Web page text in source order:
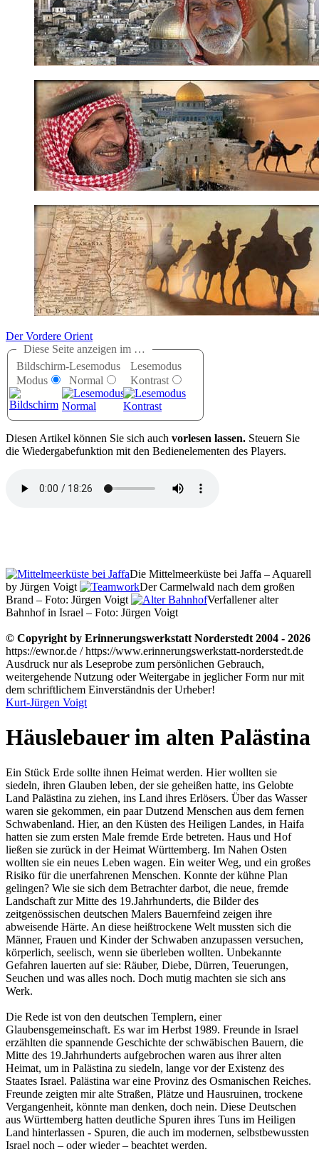
Der Vordere Orient
Diese Seite anzeigen im …
Bildschirm-
Modus
Lesemodus
Normal
Lesemodus
Kontrast
Diesen Artikel können Sie sich auch vorlesen lassen. Steuern Sie
die Wiedergabefunktion mit den Bedienelementen des Players.
Die Mittelmeerküste bei Jaffa – Aquarell
by Jürgen Voigt
Der Carmelwald nach dem großen
Brand – Foto: Jürgen Voigt
Verfallener alter
Bahnhof in Israel – Foto: Jürgen Voigt
© Copyright by Erinnerungswerkstatt Norderstedt 2004 - 2026
https://ewnor.de / https://www.erinnerungswerkstatt-norderstedt.de
Ausdruck nur als Leseprobe zum persönlichen Gebrauch,
weitergehende Nutzung oder Weitergabe in jeglicher Form nur mit
dem schriftlichem Einverständnis der Urheber!
Kurt-Jürgen Voigt
Häuslebauer im alten Palästina
Ein Stück Erde sollte ihnen Heimat werden. Hier wollten sie
siedeln, ihren Glauben leben, der sie geheißen hatte, ins Gelobte
Land Palästina zu ziehen, ins Land ihres Erlösers. Über das Wasser
waren sie gekommen, ein paar Dutzend Menschen aus dem fernen
Schwabenland. Hier, an den Küsten des Heiligen Landes, in Haifa
hatten sie zum ersten Male fremde Erde betreten. Haus und Hof
ließen sie zurück in der Heimat Württemberg. Im Nahen Osten
wollten sie ein neues Leben wagen. Ein weiter Weg, und ein großes
Risiko für die unerfahrenen Menschen. Konnte der kühne Plan
gelingen? Wie sie sich dem Betrachter darbot, die neue, fremde
Landschaft zur Mitte des 19.Jahrhunderts, die Bilder des
zeitgenössischen deutschen Malers Bauernfeind zeigen ihre
abweisende Härte. An diese heißtrockene Welt mussten sich die
Männer, Frauen und Kinder der Schwaben anzupassen versuchen,
körperlich, seelisch, wenn sie überleben wollten. Unbekannte
Gefahren lauerten auf sie: Räuber, Diebe, Dürren, Teuerungen,
Seuchen und was alles noch. Doch mutig machten sie sich ans
Werk.
Die Rede ist von den deutschen Templern, einer
Glaubensgemeinschaft. Es war im Herbst 1989. Freunde in Israel
erzählten die spannende Geschichte der schwäbischen Bauern, die
Mitte des 19.Jahrhunderts aufgebrochen waren aus ihrer alten
Heimat, um in Palästina zu siedeln, lange vor der Existenz des
Staates Israel. Palästina war eine Provinz des Osmanischen Reiches.
Freunde zeigten mir alte Straßen, Plätze und Hausruinen, trockene
Vergangenheit, könnte man denken, doch nein. Diese Deutschen
aus Württemberg hatten deutliche Spuren ihres Tuns im Heiligen
Land hinterlassen - Spuren, die auch im modernen, selbstbewussten
Israel noch – oder wieder – beachtet werden.